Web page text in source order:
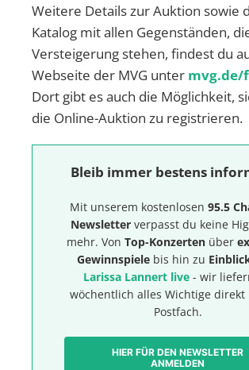
Weitere Details zur Auktion sowie
Katalog mit allen Gegenständen,
Versteigerung stehen, findest du
Webseite der MVG unter mvg.de/
Dort gibt es auch die Möglichkeit,
die Online-Auktion zu registrieren.
Bleib immer bestens
Mit unserem kostenlosen 95.5
Newsletterverpasst du keine
mehr. Von Top-Konzerten über
Gewinnspiele bis hin zu
Larissa Lannert live- wir
wöchentlich alles Wichtige direkt
Postfach.
HIER FÜR DEN NEWSLETTER
ANMELDEN